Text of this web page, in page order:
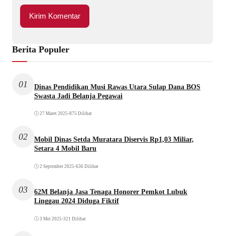
Berita Populer
01
Dinas Pendidikan Musi Rawas Utara Sulap Dana BOS
Swasta Jadi Belanja Pegawai
27 Maret 2025 •875 Dilihat
02
Mobil Dinas Setda Muratara Diservis Rp1,03 Miliar,
Setara 4 Mobil Baru
2 September 2025 •636 Dilihat
03
62M Belanja Jasa Tenaga Honorer Pemkot Lubuk
Linggau 2024 Diduga Fiktif
3 Mei 2025 •321 Dilihat